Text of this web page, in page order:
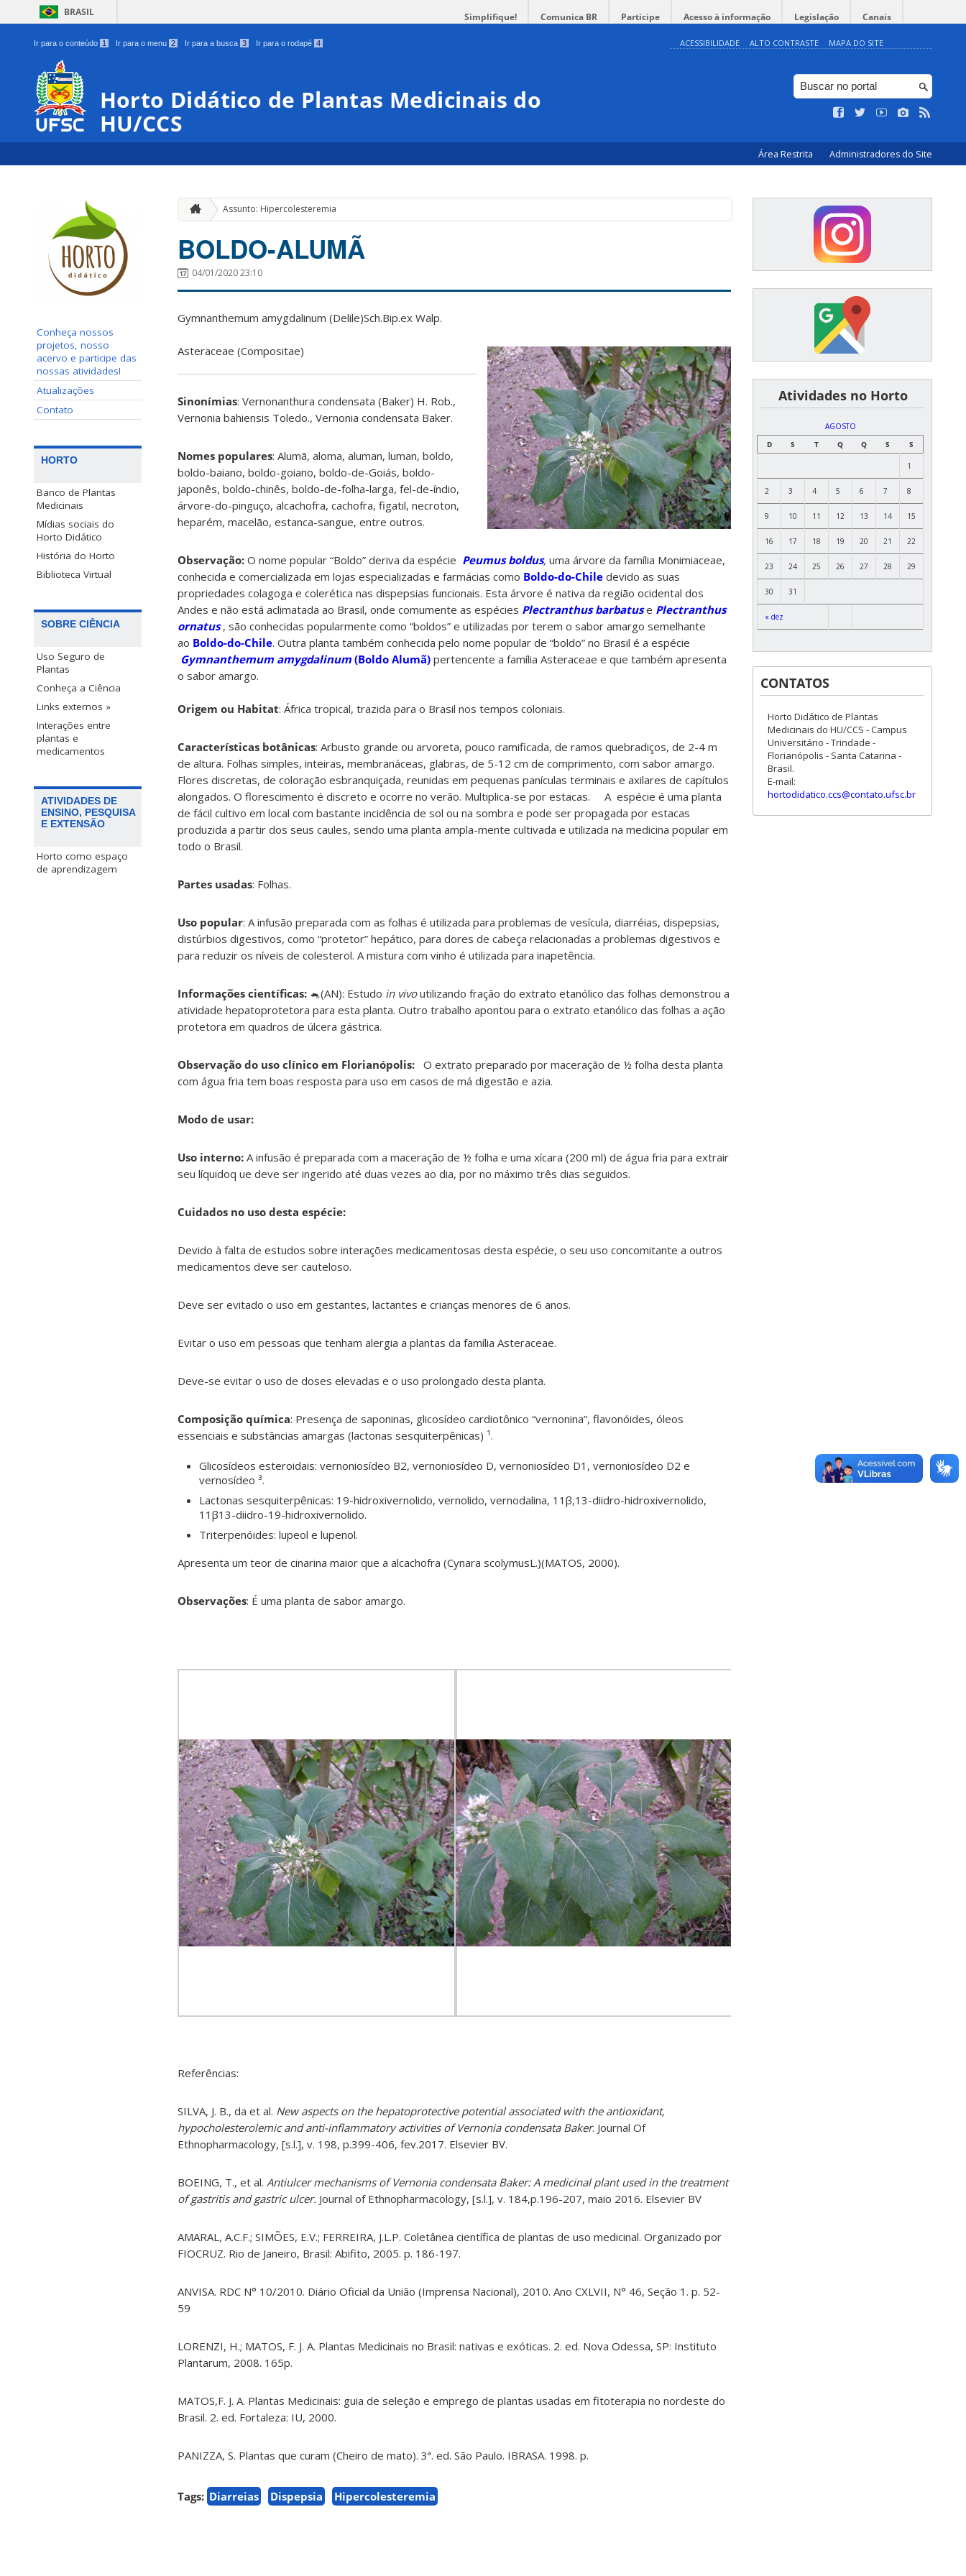
BRASIL Simplifique! Comunica BR Participe Acesso à informação Legislação Canais
Ir para o conteúdo 1 Ir para o menu 2 Ir para a busca 3 Ir para o rodapé 4 ACESSIBILIDADE ALTO CONTRASTE MAPA DO SITE
Horto Didático de Plantas Medicinais do
HU/CCS
Área Restrita Administradores do Site
Conheça nossos
projetos, nosso
acervo e participe das
nossas atividades!
Atualizações
Contato
HORTO
Banco de Plantas
Medicinais
Mídias sociais do
Horto Didático
História do Horto
Biblioteca Virtual
SOBRE CIÊNCIA
Uso Seguro de
Plantas
Conheça a Ciência
Links externos »
Interações entre
plantas e
medicamentos
ATIVIDADES DE
ENSINO, PESQUISA
E EXTENSÃO
Horto como espaço
de aprendizagem
Assunto: Hipercolesteremia
BOLDO-ALUMÃ
04/01/2020 23:10
Gymnanthemum amygdalinum (Delile)Sch.Bip.ex Walp.
Asteraceae (Compositae)
Sinonímias: Vernonanthura condensata (Baker) H. Rob.,
Vernonia bahiensis Toledo., Vernonia condensata Baker.
Nomes populares: Alumã, aloma, aluman, luman, boldo,
boldo-baiano, boldo-goiano, boldo-de-Goiás, boldo-
japonês, boldo-chinês, boldo-de-folha-larga, fel-de-índio,
árvore-do-pinguço, alcachofra, cachofra, figatil, necroton,
heparém, macelão, estanca-sangue, entre outros.
Observação: O nome popular “Boldo” deriva da espécie Peumus boldus, uma árvore da família Monimiaceae,
conhecida e comercializada em lojas especializadas e farmácias como Boldo-do-Chile devido as suas
propriedades colagoga e colerética nas dispepsias funcionais. Esta árvore é nativa da região ocidental dos
Andes e não está aclimatada ao Brasil, onde comumente as espécies Plectranthus barbatus e Plectranthus
ornatus , são conhecidas popularmente como “boldos” e utilizadas por terem o sabor amargo semelhante
ao Boldo-do-Chile. Outra planta também conhecida pelo nome popular de “boldo” no Brasil é a espécie
Gymnanthemum amygdalinum (Boldo Alumã) pertencente a família Asteraceae e que também apresenta
o sabor amargo.
Origem ou Habitat: África tropical, trazida para o Brasil nos tempos coloniais.
Características botânicas: Arbusto grande ou arvoreta, pouco ramificada, de ramos quebradiços, de 2-4 m
de altura. Folhas simples, inteiras, membranáceas, glabras, de 5-12 cm de comprimento, com sabor amargo.
Flores discretas, de coloração esbranquiçada, reunidas em pequenas panículas terminais e axilares de capítulos
alongados. O florescimento é discreto e ocorre no verão. Multiplica-se por estacas. A espécie é uma planta
de fácil cultivo em local com bastante incidência de sol ou na sombra e pode ser propagada por estacas
produzida a partir dos seus caules, sendo uma planta ampla-mente cultivada e utilizada na medicina popular em
todo o Brasil.
Partes usadas: Folhas.
Uso popular: A infusão preparada com as folhas é utilizada para problemas de vesícula, diarréias, dispepsias,
distúrbios digestivos, como “protetor” hepático, para dores de cabeça relacionadas a problemas digestivos e
para reduzir os níveis de colesterol. A mistura com vinho é utilizada para inapetência.
Informações científicas: 🐁(AN): Estudo in vivoutilizando fração do extrato etanólico das folhas demonstrou a
atividade hepatoprotetora para esta planta. Outro trabalho apontou para o extrato etanólico das folhas a ação
protetora em quadros de úlcera gástrica.
Observação do uso clínico em Florianópolis: O extrato preparado por maceração de ½ folha desta planta
com água fria tem boas resposta para uso em casos de má digestão e azia.
Modo de usar:
Uso interno: A infusão é preparada com a maceração de ½ folha e uma xícara (200 ml) de água fria para extrair
seu líquidoq ue deve ser ingerido até duas vezes ao dia, por no máximo três dias seguidos.
Cuidados no uso desta espécie:
Devido à falta de estudos sobre interações medicamentosas desta espécie, o seu uso concomitante a outros
medicamentos deve ser cauteloso.
Deve ser evitado o uso em gestantes, lactantes e crianças menores de 6 anos.
Evitar o uso em pessoas que tenham alergia a plantas da família Asteraceae.
Deve-se evitar o uso de doses elevadas e o uso prolongado desta planta.
Composição química: Presença de saponinas, glicosídeo cardiotônico “vernonina”, flavonóides, óleos
essenciais e substâncias amargas (lactonas sesquiterpênicas) ¹.
Glicosídeos esteroidais: vernoniosídeo B2, vernoniosídeo D, vernoniosídeo D1, vernoniosídeo D2 e
vernosídeo ³.
Lactonas sesquiterpênicas: 19-hidroxivernolido, vernolido, vernodalina, 11β,13-diidro-hidroxivernolido,
11β13-diidro-19-hidroxivernolido.
Triterpenóides: lupeol e lupenol.
Apresenta um teor de cinarina maior que a alcachofra (Cynara scolymusL.)(MATOS, 2000).
Observações: É uma planta de sabor amargo.
Referências:
SILVA, J. B., da et al. New aspects on the hepatoprotective potential associated with the antioxidant,
hypocholesterolemic and anti-inflammatory activities of Vernonia condensata Baker. Journal Of
Ethnopharmacology, [s.l.], v. 198, p.399-406, fev.2017. Elsevier BV.
BOEING, T., et al. Antiulcer mechanisms of Vernonia condensata Baker: A medicinal plant used in the treatment
of gastritis and gastric ulcer. Journal of Ethnopharmacology, [s.l.], v. 184,p.196-207, maio 2016. Elsevier BV
AMARAL, A.C.F.; SIMÕES, E.V.; FERREIRA, J.L.P. Coletânea científica de plantas de uso medicinal. Organizado por
FIOCRUZ. Rio de Janeiro, Brasil: Abifito, 2005. p. 186-197.
ANVISA. RDC N° 10/2010. Diário Oficial da União (Imprensa Nacional), 2010. Ano CXLVII, N° 46, Seção 1. p. 52-
59
LORENZI, H.; MATOS, F. J. A. Plantas Medicinais no Brasil: nativas e exóticas. 2. ed. Nova Odessa, SP: Instituto
Plantarum, 2008. 165p.
MATOS,F. J. A. Plantas Medicinais: guia de seleção e emprego de plantas usadas em fitoterapia no nordeste do
Brasil. 2. ed. Fortaleza: IU, 2000.
PANIZZA, S. Plantas que curam (Cheiro de mato). 3ª. ed. São Paulo. IBRASA. 1998. p.
Tags: Diarreias Dispepsia Hipercolesteremia
͏ ͏ ͏ ͏ ͏ ͏Atividades no Horto
AGOSTO
D
S T Q Q S S
« dez
1
2 3 4 5 6 7 8
9 10 11 12 13 14 15
16 17 18 19 20 21 22
23 24 25 26 27 28 29
30 31
CONTATOS
Horto Didático de Plantas
Medicinais do HU/CCS - Campus
Universitário - Trindade -
Florianópolis - Santa Catarina -
Brasil.
E-mail:
hortodidatico.ccs@contato.ufsc.br